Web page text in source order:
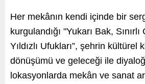
Her mekânın kendi içinde bir
kurgulandığı "Yukarı Bak, Sınırlı
Yıldızlı Ufukları”, şehrin kültürel
dönüşümü ve geleceği ile
lokasyonlarda mekân ve sanat